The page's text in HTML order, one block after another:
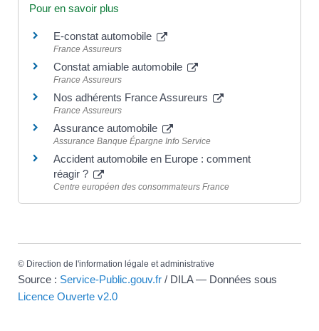
Pour en savoir plus
E-constat automobile
France Assureurs
Constat amiable automobile
France Assureurs
Nos adhérents France Assureurs
France Assureurs
Assurance automobile
Assurance Banque Épargne Info Service
Accident automobile en Europe : comment
réagir ?
Centre européen des consommateurs France
© Direction de l'information légale et administrative
Source : Service-Public.gouv.fr / DILA — Données sous
Licence Ouverte v2.0